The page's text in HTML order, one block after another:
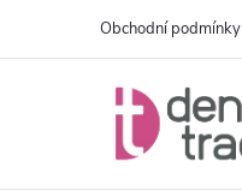
Obchodní podmínky